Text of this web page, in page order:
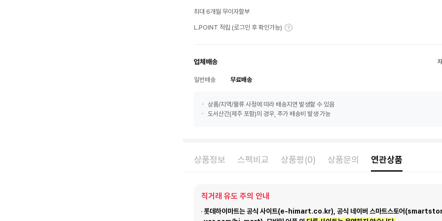
최대 6개월 무이자할부
L.POINT 적립 (로그인 후 확인가능)
업체배송
일반배송 무료배송
상품/지역/물류 사정에 따라 배송지연 발생할 수 있음
도서산간(제주 포함)의 경우, 추가 배송비 발생 가능
상품정보 스펙비교 상품평(0) 상품문의 연관상품
직거래 유도 주의 안내
롯데하이마트는 공식 사이트(e-himart.co.kr), 공식 네이버 스마트스토어